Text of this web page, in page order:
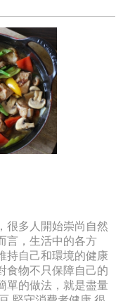
很多人開始崇尚自然
言，生活中的各方
持自己和環境的健康
食物不只保障自己的
單的做法，就是盡量